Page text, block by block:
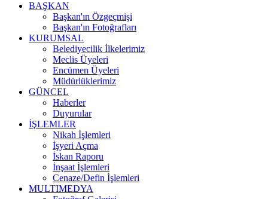
BAŞKAN
Başkan'ın Özgeçmişi
Başkan'ın Fotoğrafları
KURUMSAL
Belediyecilik İlkelerimiz
Meclis Üyeleri
Encümen Üyeleri
Müdürlüklerimiz
GÜNCEL
Haberler
Duyurular
İŞLEMLER
Nikah İşlemleri
İşyeri Açma
İskan Raporu
İnşaat İşlemleri
Cenaze/Defin İşlemleri
MULTIMEDYA